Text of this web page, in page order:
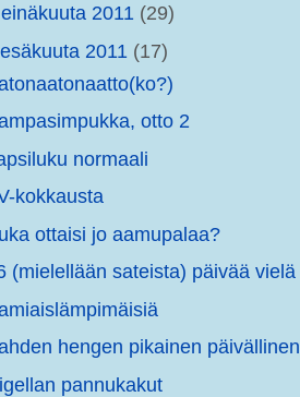
2011 (29)
2011 (17)
otto 2
normaali
kokkausta
ottaisi jo aamupalaa?
(mielellään sateista) päivää vielä
hengen pikainen päivällinen
pannukakut